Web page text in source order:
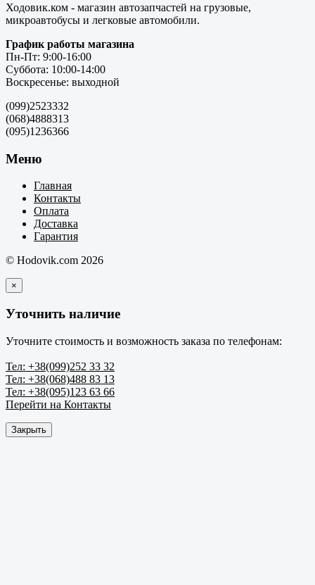
Ходовик.ком - магазин автозапчастей на грузовые,
микроавтобусы и легковые автомобили.
График работы магазина
Пн-Пт: 9:00-16:00
Суббота: 10:00-14:00
Воскресенье: выходной
(099)2523332
(068)4888313
(095)1236366
Меню
Главная
Контакты
Оплата
Доставка
Гарантия
© Hodovik.com 2026
×
Уточнить наличие
Уточните стоимость и возможность заказа по телефонам:
Тел: +38(099)252 33 32
Тел: +38(068)488 83 13
Тел: +38(095)123 63 66
Перейти на Контакты
Закрыть